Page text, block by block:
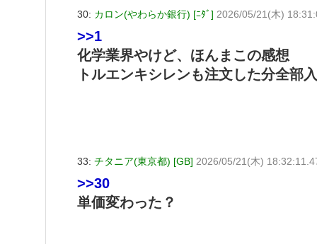
30: カロン(やわらか銀行) [ﾆﾀﾞ] 2026/05/21(木)
>>1
化学業界やけど、ほんまこの感想
トルエンキシレンも注文した分全部
33: チタニア(東京都) [GB] 2026/05/21(木)
>>30
単価変わった？